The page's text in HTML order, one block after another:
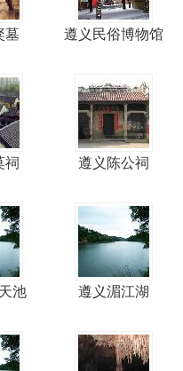
墓 遵义民俗博物馆
祠 遵义陈公祠
池 遵义湄江湖